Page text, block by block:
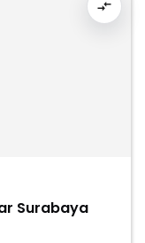
Surabaya